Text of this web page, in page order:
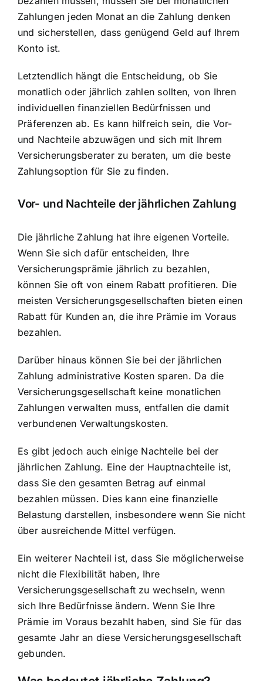
Zahlungen jeden Monat an die Zahlung denken
und sicherstellen, dass genügend Geld auf Ihrem
Konto ist.
Letztendlich hängt die Entscheidung, ob Sie
monatlich oder jährlich zahlen sollten, von Ihren
individuellen finanziellen Bedürfnissen und
Präferenzen ab. Es kann hilfreich sein, die Vor-
und Nachteile abzuwägen und sich mit Ihrem
Versicherungsberater zu beraten, um die beste
Zahlungsoption für Sie zu finden.
Vor- und Nachteile der jährlichen Zahlung
Die jährliche Zahlung hat ihre eigenen Vorteile.
Wenn Sie sich dafür entscheiden, Ihre
Versicherungsprämie jährlich zu bezahlen,
können Sie oft von einem Rabatt profitieren. Die
meisten Versicherungsgesellschaften bieten einen
Rabatt für Kunden an, die ihre Prämie im Voraus
bezahlen.
Darüber hinaus können Sie bei der jährlichen
Zahlung administrative Kosten sparen. Da die
Versicherungsgesellschaft keine monatlichen
Zahlungen verwalten muss, entfallen die damit
verbundenen Verwaltungskosten.
Es gibt jedoch auch einige Nachteile bei der
jährlichen Zahlung. Eine der Hauptnachteile ist,
dass Sie den gesamten Betrag auf einmal
bezahlen müssen. Dies kann eine finanzielle
Belastung darstellen, insbesondere wenn Sie nicht
über ausreichende Mittel verfügen.
Ein weiterer Nachteil ist, dass Sie möglicherweise
nicht die Flexibilität haben, Ihre
Versicherungsgesellschaft zu wechseln, wenn
sich Ihre Bedürfnisse ändern. Wenn Sie Ihre
Prämie im Voraus bezahlt haben, sind Sie für das
gesamte Jahr an diese Versicherungsgesellschaft
gebunden.